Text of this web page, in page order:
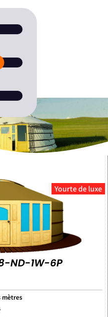
Yourte de luxe
ND-1W-6P
mètres